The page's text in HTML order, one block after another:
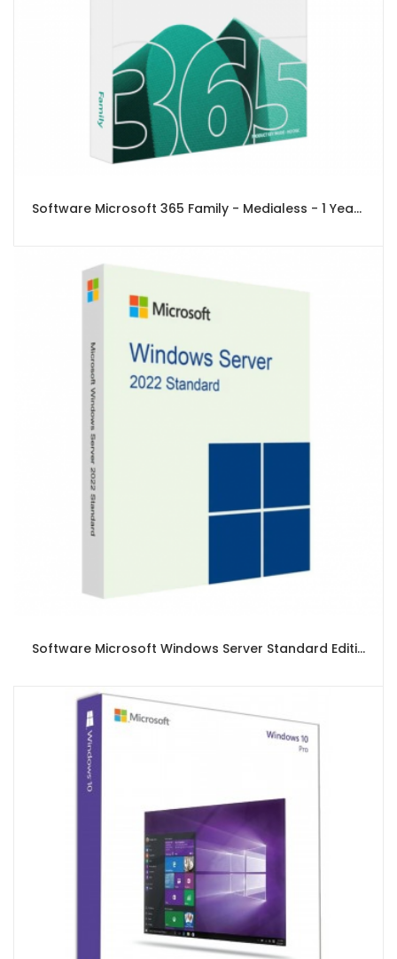
Software Microsoft 365 Family - Medialess - 1 Year Subscription
Software Microsoft Windows Server Standard Edition 2022 x64 English 1pk DSP OEI 16 Core